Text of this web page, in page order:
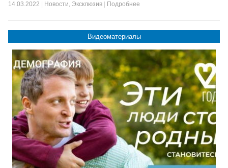
14.03.2022 Новости, Эксклюзив Подробнее
Видеоматериалы